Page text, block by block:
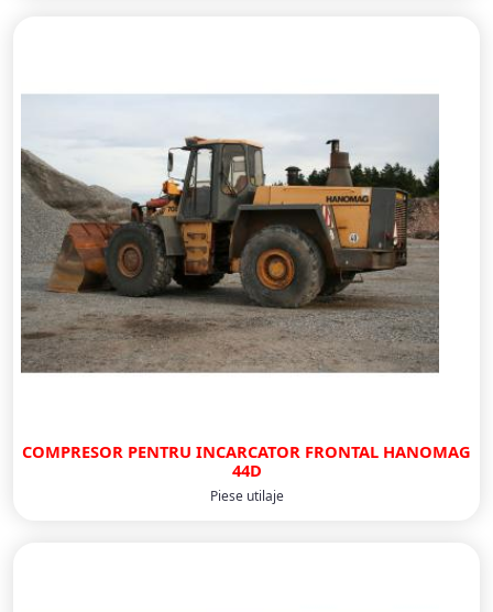
COMPRESOR PENTRU INCARCATOR FRONTAL HANOMAG
44D
Piese utilaje